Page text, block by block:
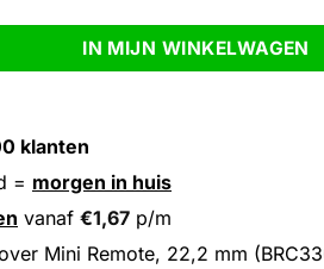
IN MIJN WINKELWAGEN
klanten
= morgen in huis
vanaf €1,67 p/m
Mini Remote, 22,2 mm